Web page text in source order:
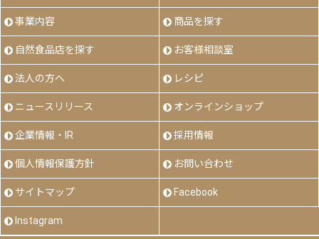
事業内容 商品を探す
自然食品店を探す お客様相談室
法人の方へ レシピ
ニュースリリース オンラインショップ
企業情報・IR 採用情報
個人情報保護方針 お問い合わせ
サイトマップ Facebook
Instagram